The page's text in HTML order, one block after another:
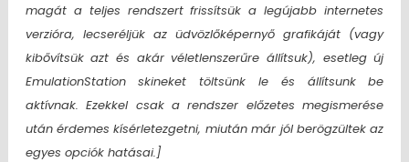
magát a teljes rendszert frissítsük a legújabb internetes
verzióra, lecseréljük az üdvözlőképernyő grafikáját (vagy
kibővítsük azt és akár véletlenszerűre állítsuk), esetleg új
EmulationStation skineket töltsünk le és állítsunk be
aktívnak. Ezekkel csak a rendszer előzetes megismerése
után érdemes kísérletezgetni, miután már jól berögzültek az
egyes opciók hatásai.]